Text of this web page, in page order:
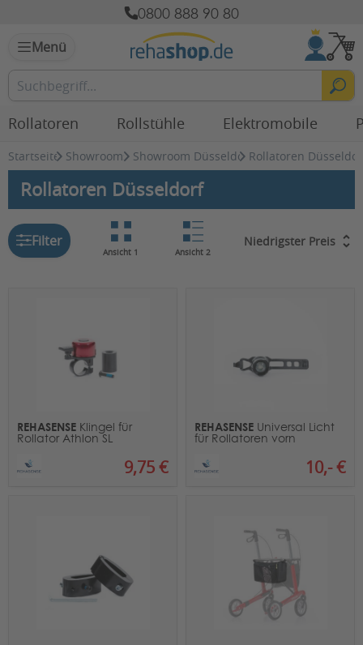
0800 888 90 80
Menü
Rollatoren Rollstühle Elektromobile
Startseite Showrooms Showroom DüsseldorfRollatoren
Rollatoren Düsseldorf
Filter
Ansicht 1 Ansicht 2
REHASENSE Klingel für
Rollator Athlon SL
9,75 €
REHASENSE Universal Licht
für Rollatoren vorn
10,- €